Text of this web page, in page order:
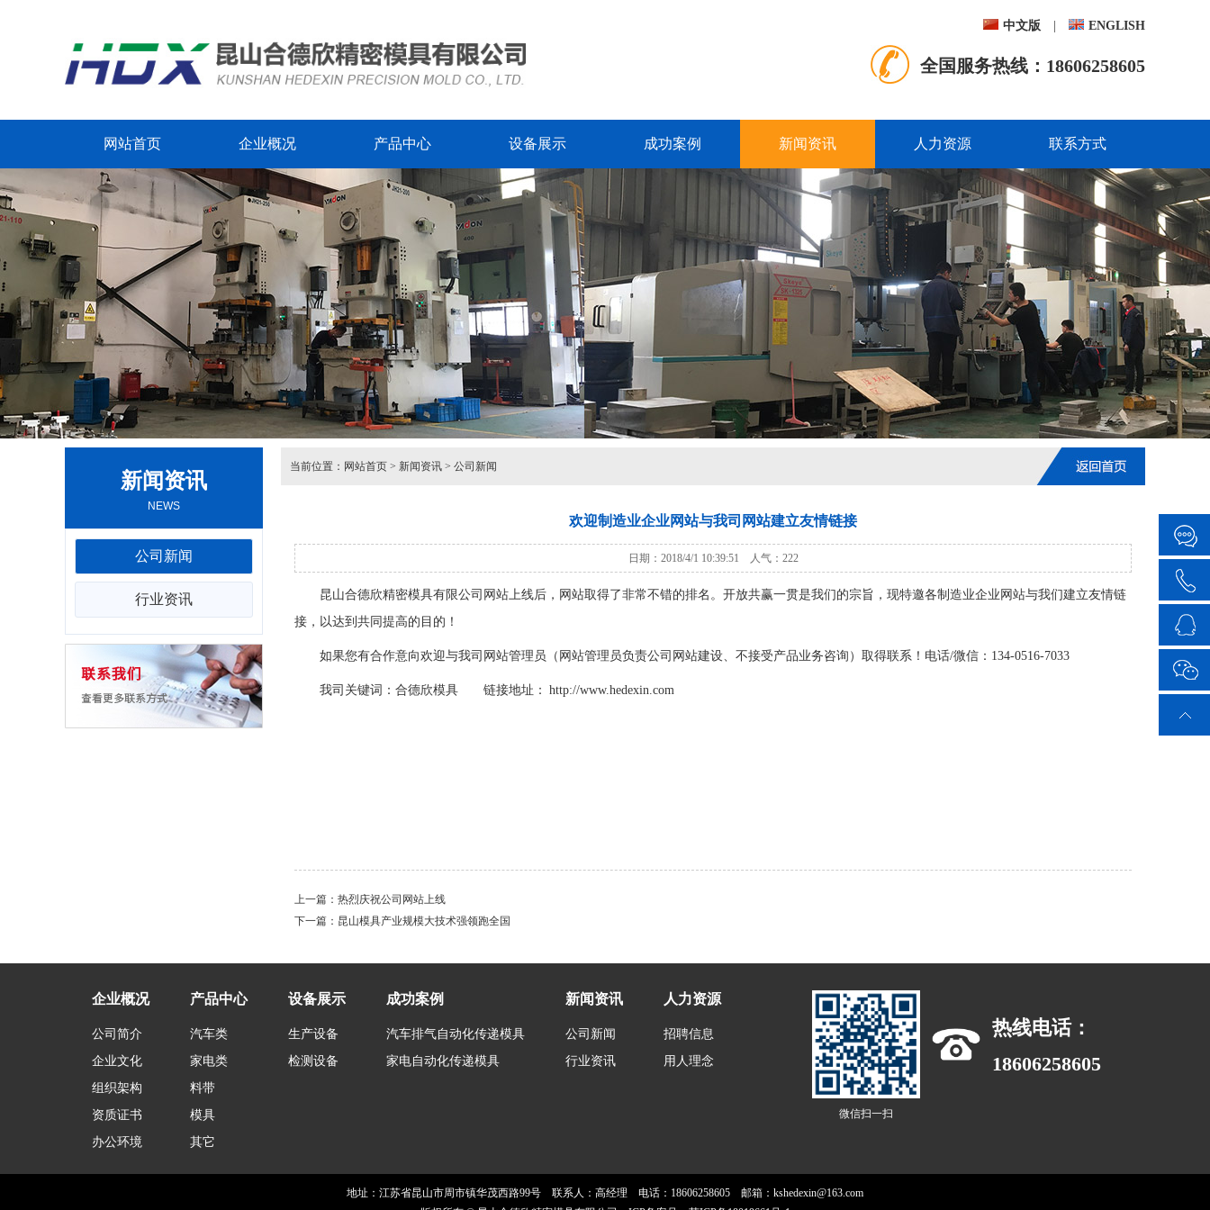
中文版 ENGLISH
全国服务热线： 18606258605
网站首页 企业概况 产品中心 设备展示 成功案例 新闻资讯 人力资源 联系方式
新闻资讯
NEWS
公司新闻
行业资讯
当前位置： 网站首页 > 新闻资讯 > 公司新闻
欢迎制造业企业网站与我司网站建立友情链接
日期：2018/4/1 10:39:51 人气： 222
昆山合德欣精密模具有限公司网站上线后，网站取得了非常不错的排名。开放共赢一贯是我们的宗旨，现特邀各制造业企业网站与我们建立友情链
接，以达到共同提高的目的！
如果您有合作意向欢迎与我司网站管理员（网站管理员负责公司网站建设、不接受产品业务咨询）取得联系！电话/微信：134-0516-7033
我司关键词：合德欣模具 链接地址： http://www.hedexin.com
上一篇： 热烈庆祝公司网站上线
下一篇： 昆山模具产业规模大技术强领跑全国
企业概况
公司简介
企业文化
组织架构
资质证书
办公环境
产品中心
汽车类
家电类
料带
模具
其它
设备展示
生产设备
检测设备
成功案例
汽车排气自动化传递模具
家电自动化传递模具
新闻资讯
公司新闻
行业资讯
人力资源
招聘信息
用人理念
微信扫一扫
热线电话：
18606258605
地址：江苏省昆山市周市镇华茂西路99号 联系人：高经理 电话：18606258605 邮箱：kshedexin@163.com